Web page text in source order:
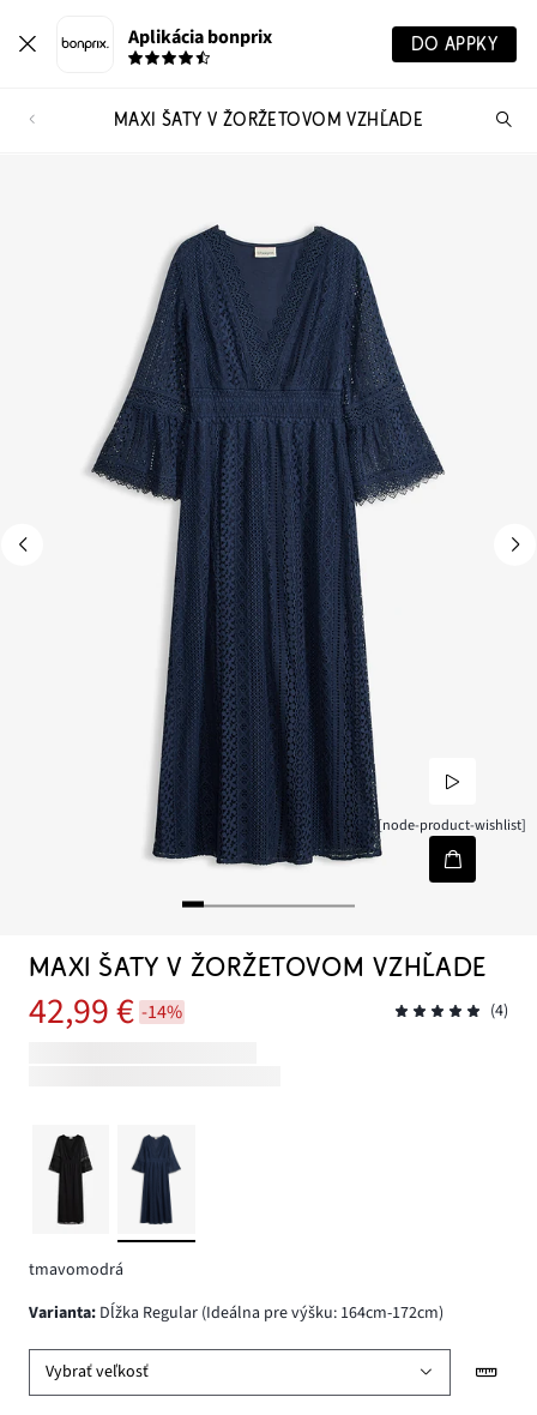
Aplikácia bonprix DO APPKY
MAXI ŠATY V ŽORŽETOVOM VZHĽADE
[node-product-wishlist]
MAXI ŠATY V ŽORŽETOVOM VZHĽADE
42,99 € -14% (4)
tmavomodrá
varianta: Dĺžka Regular (Ideálna pre výšku: 164cm-172cm)
Vybrať veľkosť